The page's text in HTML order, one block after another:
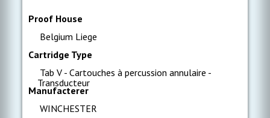
Proof House
Belgium Liege
Cartridge Type
Tab V - Cartouches à percussion annulaire -
Transducteur
Manufacterer
WINCHESTER